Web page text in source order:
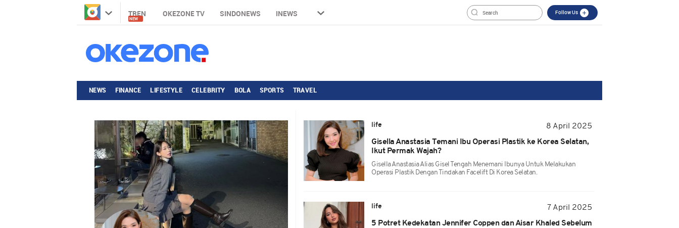
TREN
NEW
OKEZONE TV SINDONEWS INEWS Follow Us
NEWS FINANCE LIFESTYLE CELEBRITY BOLA SPORTS TRAVEL
life
8 April 2025
Gisella Anastasia Temani Ibu Operasi Plastik ke Korea Selatan,
Ikut Permak Wajah?
Gisella Anastasia Alias Gisel Tengah Menemani Ibunya Untuk Melakukan
Operasi Plastik Dengan Tindakan Facelift Di Korea Selatan.
life
7 April 2025
5 Potret Kedekatan Jennifer Coppen dan Aisar Khaled Sebelum